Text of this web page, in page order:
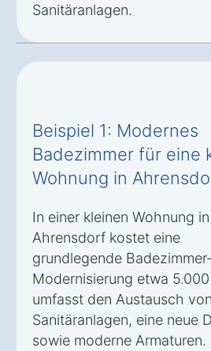
Sanitäranlagen.
Beispiel 1: Modernes
Badezimmer für eine
Wohnung in
In einer kleinen Wohnung in
Ahrensdorf kostet eine
grundlegende Badezimmer-
Modernisierung etwa
umfasst den Austausch von
Sanitäranlagen, eine neue
sowie moderne Armaturen.